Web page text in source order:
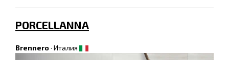
PORCELLANNA
Brennero· Италия